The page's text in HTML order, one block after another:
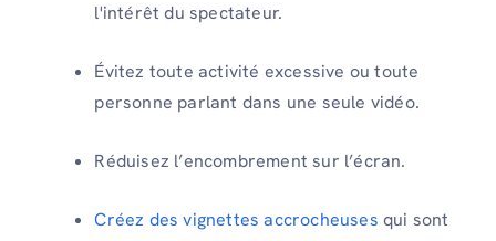
l'intérêt du spectateur.
Évitez toute activité excessive ou toute
personne parlant dans une seule vidéo.
Réduisez l’encombrement sur l’écran.
Créez des vignettes accrocheuses qui sont